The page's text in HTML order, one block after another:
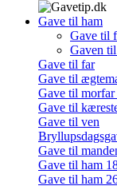
Gave til ham
Gave til
Gaven
Gave til far
Gave til
Gave til
Gave til
Gave til ven
Gave til
Gave til ham
Gave til ham